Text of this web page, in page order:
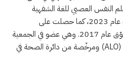
النفس العصبي للغة الشفهية
والمكتوبة من الجامعة اللبنانية عام 2023، كما حصلت على
البكالوريوس في علاج النطق بتفوّق عام 2017. وهي عضو في الجمعية
(ALO) ومرخّصة من دائرة الصحة في